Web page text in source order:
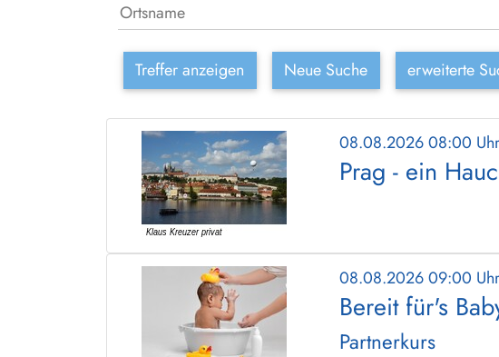
Treffer anzeigen Neue Suche erweiterte
08.08.2026 08:00
Prag - ein
08.08.2026 09:00
Bereit für's
Partnerkurs